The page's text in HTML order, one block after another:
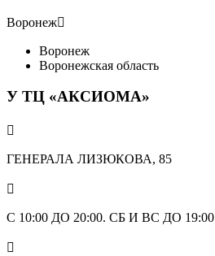
Воронеж
Воронеж
Воронежская область
У ТЦ «АКСИОМА»

ГЕНЕРАЛА ЛИЗЮКОВА, 85

С 10:00 ДО 20:00. СБ И ВС ДО 19:00
